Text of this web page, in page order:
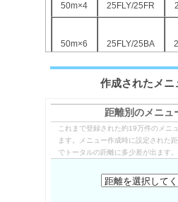
50m×4 25FLY/25FR
50m×6 25FLY/25BA
スクロールしてください→
作成されたメニ
距離別のメニュ
これまで登録された約19万件のメニ
ます。メニュー作成時に設定された
でトータルの距離に多少差が出ます。